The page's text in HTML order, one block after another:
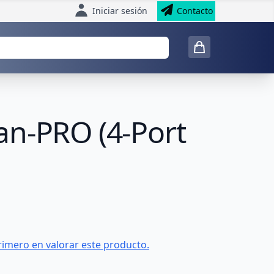
Iniciar sesión Contacto
PRO (4-Port
en valorar este producto.